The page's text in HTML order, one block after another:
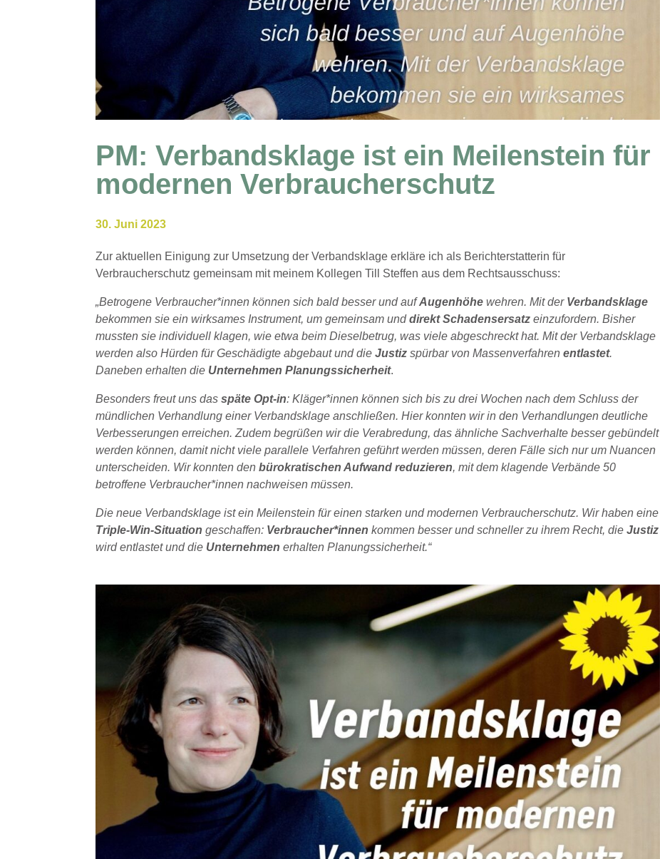
PM: Verbandsklage ist ein Meilenstein für
modernen Verbraucherschutz
30. Juni 2023
Zur aktuellen Einigung zur Umsetzung der Verbandsklage erkläre ich als Berichterstatterin für
Verbraucherschutz gemeinsam mit meinem Kollegen Till Steffen aus dem Rechtsausschuss:
„Betrogene Verbraucher*innen können sich bald besser und aufAugenhöhewehren. Mit der Verbandsklage
bekommen sie ein wirksames Instrument, um gemeinsam unddirekt Schadensersatzeinzufordern. Bisher
mussten sie individuell klagen, wie etwa beim Dieselbetrug, was viele abgeschreckt hat. Mit der Verbandsklage
werden also Hürden für Geschädigte abgebaut und dieJustizspürbar von Massenverfahrenentlastet.
Daneben erhalten die Unternehmen Planungssicherheit.
Besonders freut uns dasspäte Opt-in: Kläger*innen können sich bis zu drei Wochen nach dem Schluss der
mündlichen Verhandlung einer Verbandsklage anschließen. Hier konnten wir in den Verhandlungen deutliche
Verbesserungen erreichen. Zudem begrüßen wir die Verabredung, das ähnliche Sachverhalte besser gebündelt
werden können, damit nicht viele parallele Verfahren geführt werden müssen, deren Fälle sich nur um Nuancen
unterscheiden. Wir konnten denbürokratischen Aufwand reduzieren, mit dem klagende Verbände 50
betroffene Verbraucher*innen nachweisen müssen.
Die neue Verbandsklage ist ein Meilenstein für einen starken und modernen Verbraucherschutz. Wir haben eine
Triple-Win-Situation geschaffen: Verbraucher*innen kommen besser und schneller zu ihrem Recht, dieJustiz
wird entlastet und die Unternehmenerhalten Planungssicherheit.“